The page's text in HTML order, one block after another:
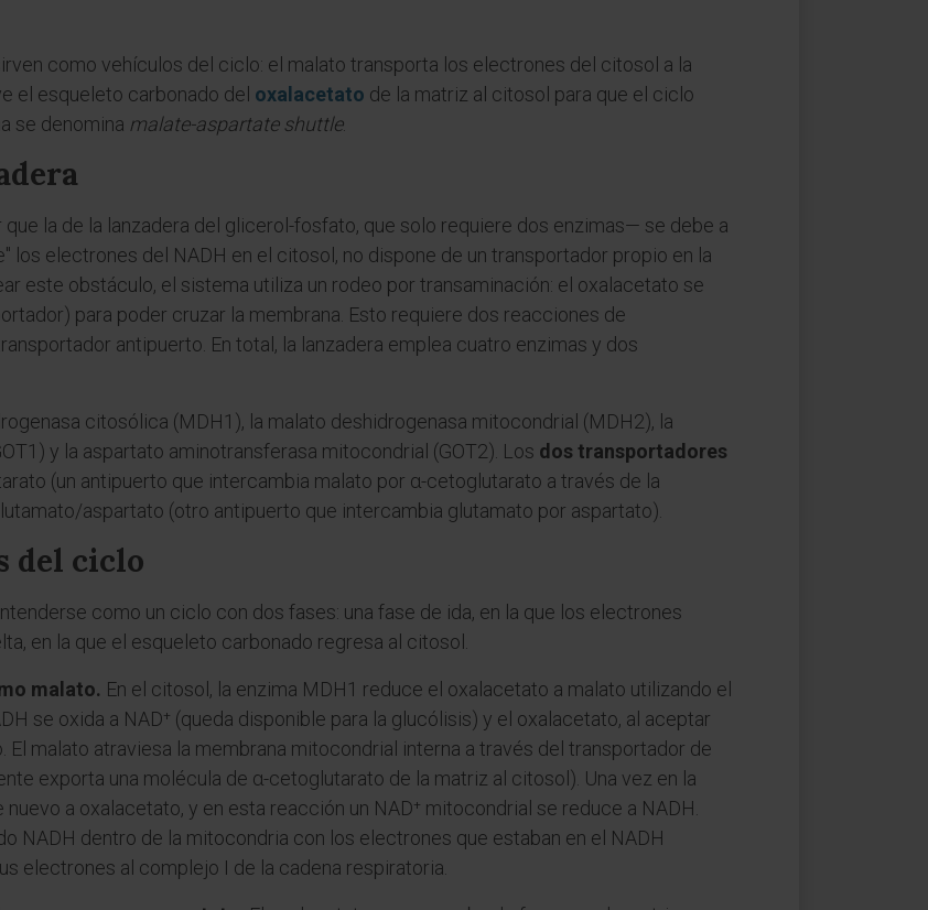
como vehículos del ciclo: el malato transporta los electrones del citosol a la
el esqueleto carbonado del oxalacetato de la matriz al citosol para que el ciclo
se denomina malate-aspartate shuttle.
la de la lanzadera del glicerol-fosfato, que solo requiere dos enzimas— se debe a
los electrones del NADH en el citosol, no dispone de un transportador propio en la
este obstáculo, el sistema utiliza un rodeo por transaminación: el oxalacetato se
para poder cruzar la membrana. Esto requiere dos reacciones de
antipuerto. En total, la lanzadera emplea cuatro enzimas y dos
citosólica (MDH1), la malato deshidrogenasa mitocondrial (MDH2), la
y la aspartato aminotransferasa mitocondrial (GOT2). Los dos transportadores
(un antipuerto que intercambia malato por α-cetoglutarato a través de la
aspartato (otro antipuerto que intercambia glutamato por aspartato).
del ciclo
como un ciclo con dos fases: una fase de ida, en la que los electrones
en la que el esqueleto carbonado regresa al citosol.
malato. En el citosol, la enzima MDH1 reduce el oxalacetato a malato utilizando el
se oxida a NAD⁺ (queda disponible para la glucólisis) y el oxalacetato, al aceptar
El malato atraviesa la membrana mitocondrial interna a través del transportador de
exporta una molécula de α-cetoglutarato de la matriz al citosol). Una vez en la
a oxalacetato, y en esta reacción un NAD⁺ mitocondrial se reduce a NADH.
NADH dentro de la mitocondria con los electrones que estaban en el NADH
electrones al complejo I de la cadena respiratoria.